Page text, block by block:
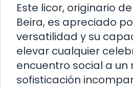
Este licor, originario
Beira, es apreciado
versatilidad y su
elevar cualquier
encuentro social a un
sofisticación